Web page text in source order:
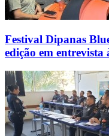
Festival Dipanas
edição em